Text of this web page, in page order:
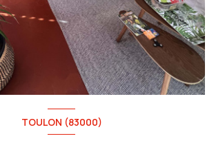
TOULON (83000)